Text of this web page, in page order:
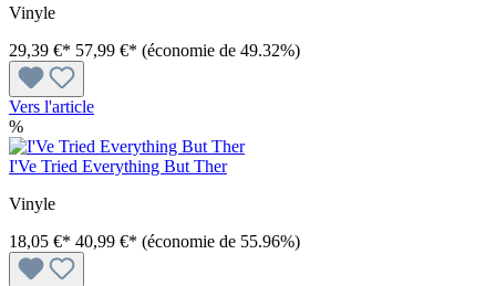
Vinyle
29,39 €* 57,99 €* (économie de 49.32%)
Vers l'article
%
I'Ve Tried Everything But Ther
Vinyle
18,05 €* 40,99 €* (économie de 55.96%)